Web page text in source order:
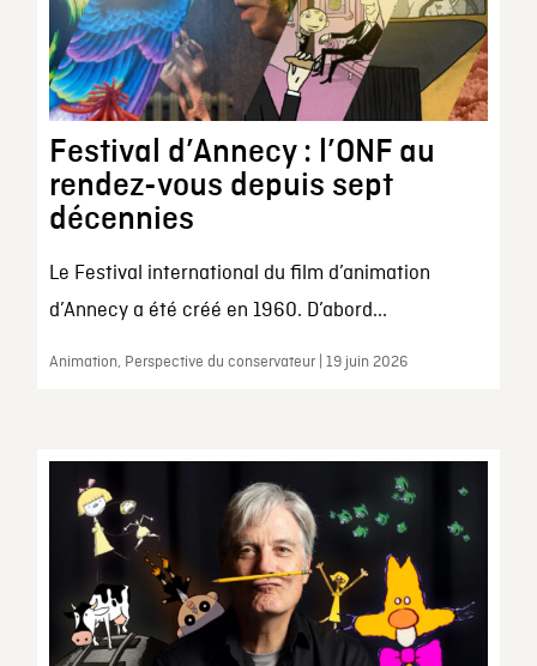
Festival d’Annecy : l’ONF au
rendez-vous depuis sept
décennies
Le Festival international du film d’animation
d’Annecy a été créé en 1960. D’abord...
Animation, Perspective du conservateur | 19 juin 2026